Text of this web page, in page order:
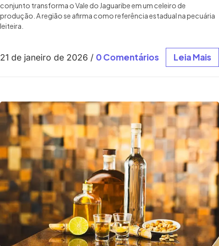
conjunto transforma o Vale do Jaguaribe em um celeiro de
produção. A região se afirma como referência estadual na pecuária
leiteira.
21 de janeiro de 2026 / 0 Comentários Leia Mais